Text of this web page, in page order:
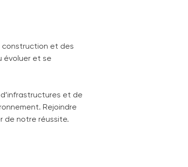
construction et des
évoluer et se
et de
Rejoindre
de notre réussite.